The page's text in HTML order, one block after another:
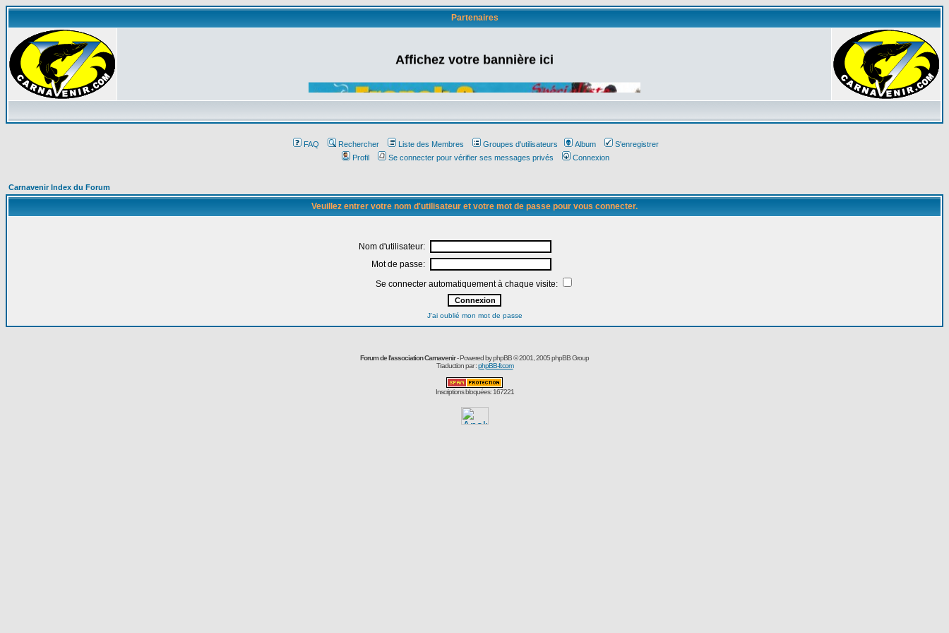
Partenaires
Affichez votre bannière ici
FAQ Rechercher Liste des Membres Groupes d'utilisateurs Album
S'enregistrer
Profil
Se connecter pour vérifier ses messages privés Connexion
Carnavenir Index du Forum
Veuillez entrer votre nom d'utilisateur et votre mot de passe pour vous connecter.
Nom d'utilisateur:
Mot de passe:
Se connecter automatiquement à chaque visite:
J'ai oublié mon mot de passe
Forum de l'association Carnavenir- Powered byphpBB© 2001, 2005 phpBB Group
Traduction par :phpBB-fr.com
Inscriptions bloquées: 167221